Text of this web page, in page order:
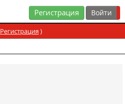
Регистрация
Регистрация )